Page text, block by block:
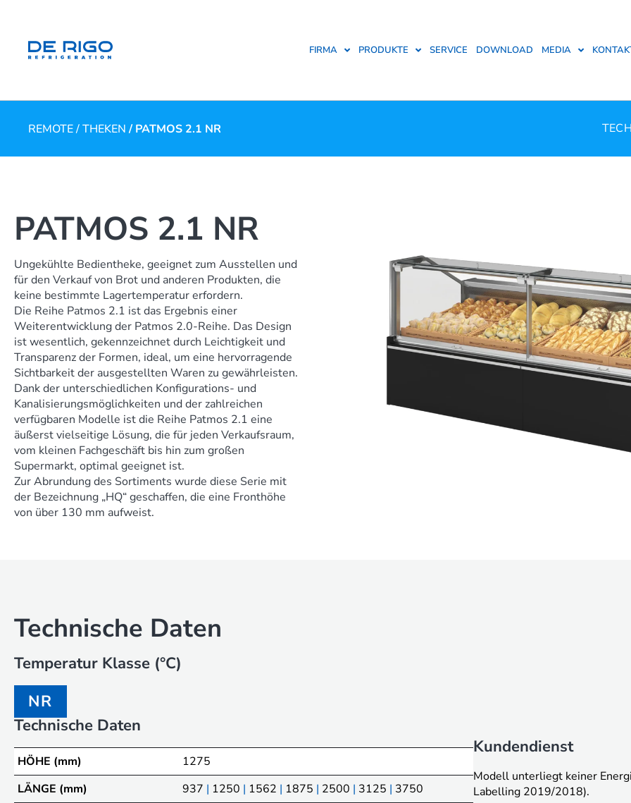
FIRMA PRODUKTE SERVICE DOWNLOAD MEDIA
REMOTE/THEKEN / PATMOS 2.1 NR
PATMOS 2.1 NR
Ungekühlte Bedientheke, geeignet zum Ausstellen und
für den Verkauf von Brot und anderen Produkten, die
keine bestimmte Lagertemperatur erfordern.
Die Reihe Patmos 2.1 ist das Ergebnis einer
Weiterentwicklung der Patmos 2.0-Reihe. Das Design
ist wesentlich, gekennzeichnet durch Leichtigkeit und
Transparenz der Formen, ideal, um eine hervorragende
Sichtbarkeit der ausgestellten Waren zu gewährleisten.
Dank der unterschiedlichen Konfigurations- und
Kanalisierungsmöglichkeiten und der zahlreichen
verfügbaren Modelle ist die Reihe Patmos 2.1 eine
äußerst vielseitige Lösung, die für jeden Verkaufsraum,
vom kleinen Fachgeschäft bis hin zum großen
Supermarkt, optimal geeignet ist.
Zur Abrundung des Sortiments wurde diese Serie mit
der Bezeichnung „HQ“ geschaffen, die eine Fronthöhe
von über 130 mm aufweist.
Technische Daten
Temperatur Klasse (°C)
NR
Technische Daten
HÖHE (mm)
1275
LÄNGE (mm)
937 | 1250 | 1562 | 1875 | 2500 | 3125 | 3750
Kundendienst
Modell unterliegt keiner
Labelling 2019/2018).